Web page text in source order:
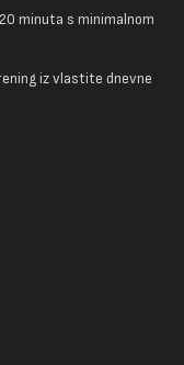
minuta s minimalnom
iz vlastite dnevne